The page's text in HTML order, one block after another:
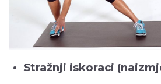
Stražnji iskoraci